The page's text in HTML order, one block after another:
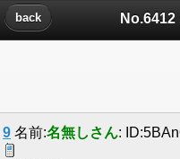
back
9 名前:名無しさん: